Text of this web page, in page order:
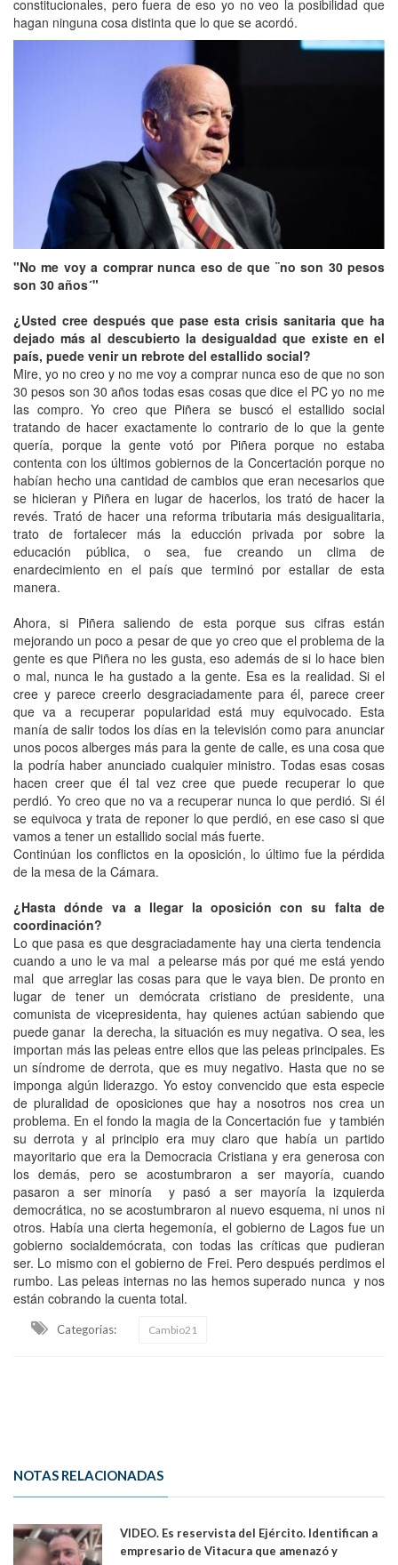
constitucionales, pero fuera de eso yo no veo la posibilidad que
hagan ninguna cosa distinta que lo que se acordó.
"No me voy a comprar nunca eso de que ¨no son 30 pesos
son 30 años´"
¿Usted cree después que pase esta crisis sanitaria que ha
dejado más al descubierto la desigualdad que existe en el
país, puede venir un rebrote del estallido social?
Mire, yo no creo y no me voy a comprar nunca eso de que no son
30 pesos son 30 años todas esas cosas que dice el PC yo no me
las compro. Yo creo que Piñera se buscó el estallido social
tratando de hacer exactamente lo contrario de lo que la gente
quería, porque la gente votó por Piñera porque no estaba
contenta con los últimos gobiernos de la Concertación porque no
habían hecho una cantidad de cambios que eran necesarios que
se hicieran y Piñera en lugar de hacerlos, los trató de hacer la
revés. Trató de hacer una reforma tributaria más desigualitaria,
trato de fortalecer más la educción privada por sobre la
educación pública, o sea, fue creando un clima de
enardecimiento en el país que terminó por estallar de esta
manera.
Ahora, si Piñera saliendo de esta porque sus cifras están
mejorando un poco a pesar de que yo creo que el problema de la
gente es que Piñera no les gusta, eso además de si lo hace bien
o mal, nunca le ha gustado a la gente. Esa es la realidad. Si el
cree y parece creerlo desgraciadamente para él, parece creer
que va a recuperar popularidad está muy equivocado. Esta
manía de salir todos los días en la televisión como para anunciar
unos pocos alberges más para la gente de calle, es una cosa que
la podría haber anunciado cualquier ministro. Todas esas cosas
hacen creer que él tal vez cree que puede recuperar lo que
perdió. Yo creo que no va a recuperar nunca lo que perdió. Si él
se equivoca y trata de reponer lo que perdió, en ese caso si que
vamos a tener un estallido social más fuerte.
Continúan los conflictos en la oposición, lo último fue la pérdida
de la mesa de la Cámara.
¿Hasta dónde va a llegar la oposición con su falta de
coordinación?
Lo que pasa es que desgraciadamente hay una cierta tendencia
cuando a uno le va mal a pelearse más por qué me está yendo
mal que arreglar las cosas para que le vaya bien. De pronto en
lugar de tener un demócrata cristiano de presidente, una
comunista de vicepresidenta, hay quienes actúan sabiendo que
puede ganar la derecha, la situación es muy negativa. O sea, les
importan más las peleas entre ellos que las peleas principales. Es
un síndrome de derrota, que es muy negativo. Hasta que no se
imponga algún liderazgo. Yo estoy convencido que esta especie
de pluralidad de oposiciones que hay a nosotros nos crea un
problema. En el fondo la magia de la Concertación fue y también
su derrota y al principio era muy claro que había un partido
mayoritario que era la Democracia Cristiana y era generosa con
los demás, pero se acostumbraron a ser mayoría, cuando
pasaron a ser minoría y pasó a ser mayoría la izquierda
democrática, no se acostumbraron al nuevo esquema, ni unos ni
otros. Había una cierta hegemonía, el gobierno de Lagos fue un
gobierno socialdemócrata, con todas las críticas que pudieran
ser. Lo mismo con el gobierno de Frei. Pero después perdimos el
rumbo. Las peleas internas no las hemos superado nunca y nos
están cobrando la cuenta total.
Categorias: Cambio21
NOTAS RELACIONADAS
VIDEO. Es reservista del Ejército. Identifican a
empresario de Vitacura que amenazó y